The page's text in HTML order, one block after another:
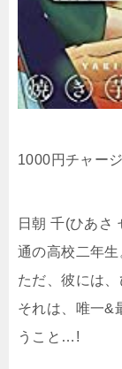
1000円チャー
日朝 千(ひあさ
通の高校二年生
ただ、彼には
それは、唯一&
うこと…!